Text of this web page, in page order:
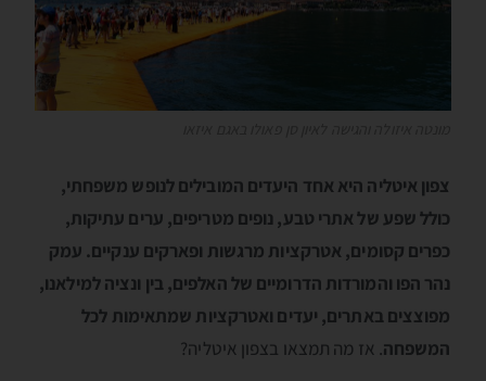
צפון איטליה היא אחד היעדים המובילים לנופש משפחתי,
כולל שפע של אתרי טבע, נופים מטריפים, ערים עתיקות,
כפרים קסומים, אטרקציות מרגשות ופארקים ענקיים. עמק
נהר הפו והמורדות הדרומיים של האלפים, בין ונציה למילאנו,
מפוצצים באתרים, יעדים ואטרקציות שמתאימות לכל
המשפחה. אז מה תמצאו בצפון איטליה?